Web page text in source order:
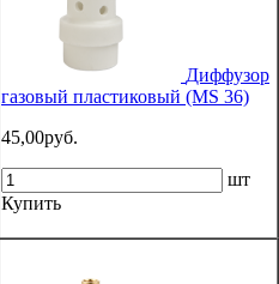
Диффузор
газовый пластиковый (MS 36)
45,00руб.
шт
Купить